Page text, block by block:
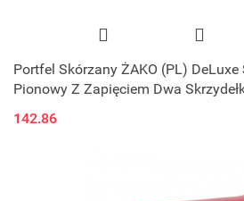
Portfel Skórzany ŻAKO (PL)
Pionowy Z Zapięciem Dwa
142.86